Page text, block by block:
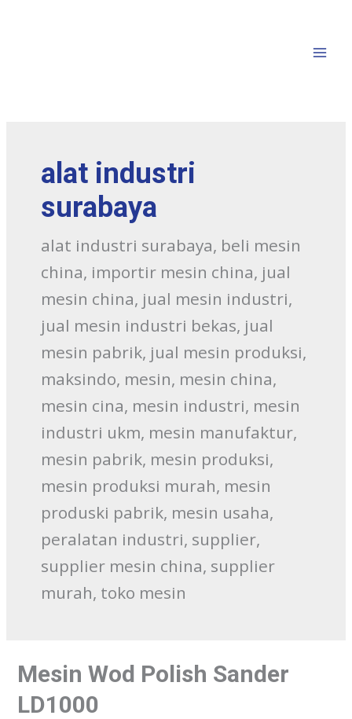
alat industri
surabaya
alat industri surabaya, beli mesin
china, importir mesin china, jual
mesin china, jual mesin industri,
jual mesin industri bekas, jual
mesin pabrik, jual mesin produksi,
maksindo, mesin, mesin china,
mesin cina, mesin industri, mesin
industri ukm, mesin manufaktur,
mesin pabrik, mesin produksi,
mesin produksi murah, mesin
produski pabrik, mesin usaha,
peralatan industri, supplier,
supplier mesin china, supplier
murah, toko mesin
Mesin Wod Polish Sander
LD1000